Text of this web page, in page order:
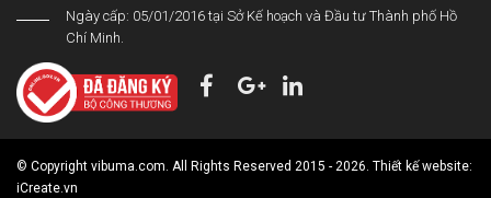
Ngày cấp: 05/01/2016 tại Sở Kế hoạch và Đầu tư Thành phố Hồ
Chí Minh.
© Copyright vibuma.com. All Rights Reserved 2015 - 2026. Thiết kế website:
iCreate.vn